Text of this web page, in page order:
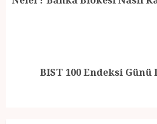
BIST 100 Endeksi